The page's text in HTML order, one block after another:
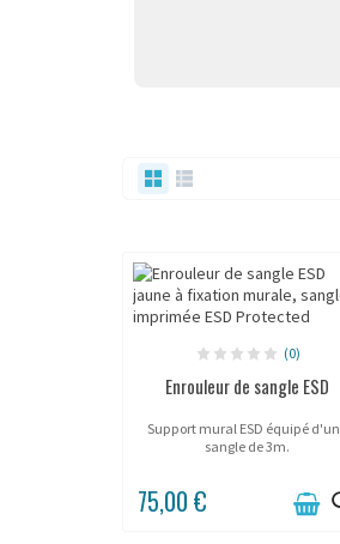
(0)
Enrouleur de sangle ESD
Support mural ESD équipé
sangle de 3m.
75,00 €